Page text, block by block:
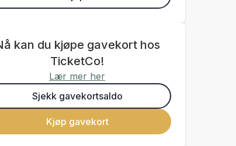
kan du kjøpe gavekort hos
TicketCo!
Lær mer her
Sjekk gavekortsaldo
Kjøp gavekort